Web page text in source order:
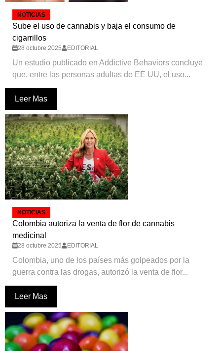
NOTICIAS
Sube el uso de cannabis y baja el consumo de
cigarrillos
28 octubre 2025 EDITORIAL
Un estudio publicado en Addictive Behaviors concluye
que, entre las personas adultas de EE UU, el uso...
Leer Mas
NOTICIAS
Colombia autoriza la venta de flor de cannabis
medicinal
28 octubre 2025 EDITORIAL
Colombia, uno de los países más golpeados por la
guerra contra las drogas, autorizó la venta de flor...
Leer Mas